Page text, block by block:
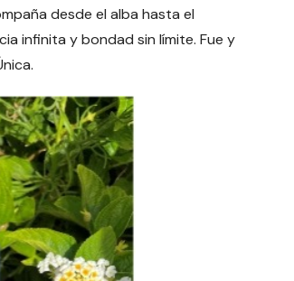
desde el alba hasta el
infinita y bondad sin límite. Fue y